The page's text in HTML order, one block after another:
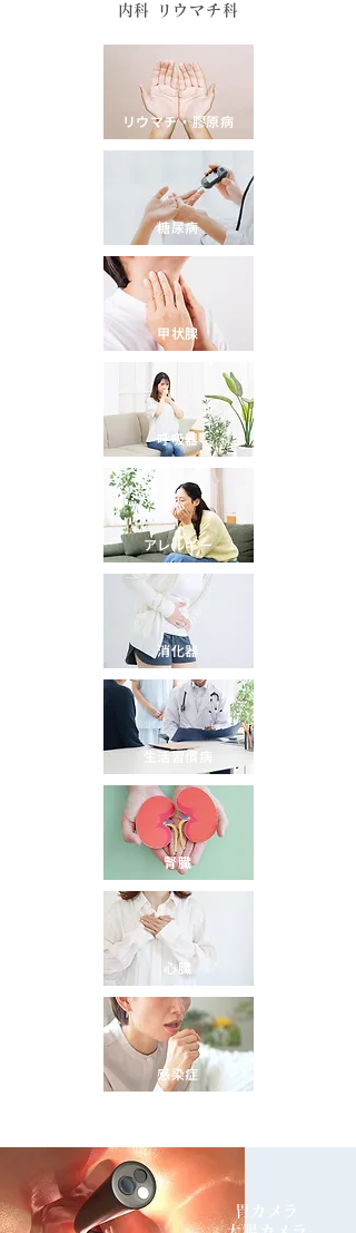
内科 リウマチ科
リウマチ・膠原病
糖尿病
甲状腺
呼吸器
アレルギー
消化器
生活習慣病
腎臓
心臓
感染症
​胃カメラ